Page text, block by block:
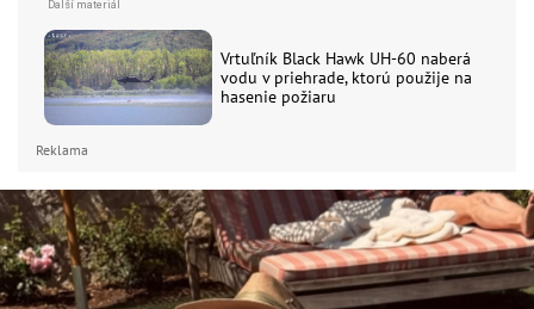
Vrtuľník Black Hawk UH-60 naberá
vodu v priehrade, ktorú použije na
hasenie požiaru
Reklama